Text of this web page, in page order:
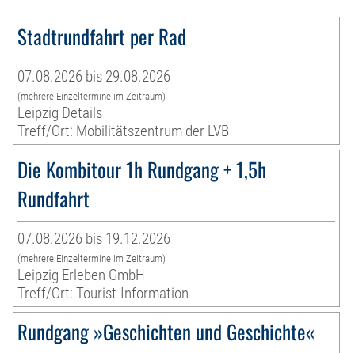
Stadtrundfahrt per Rad
07.08.2026 bis 29.08.2026
(mehrere Einzeltermine im Zeitraum)
Leipzig Details
Treff/Ort: Mobilitätszentrum der LVB
Die Kombitour 1h Rundgang + 1,5h
Rundfahrt
07.08.2026 bis 19.12.2026
(mehrere Einzeltermine im Zeitraum)
Leipzig Erleben GmbH
Treff/Ort: Tourist-Information
Rundgang »Geschichten und Geschichte«